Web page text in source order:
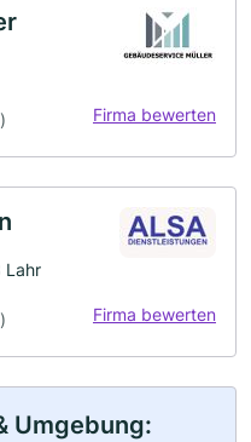
Firma bewerten
Lahr
Firma bewerten
Umgebung: